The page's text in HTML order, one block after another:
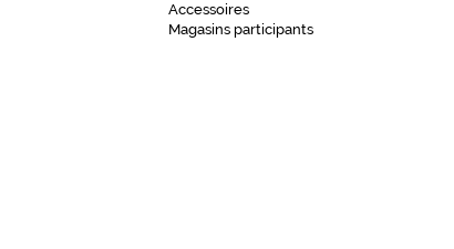
Accessoires
Magasins participants